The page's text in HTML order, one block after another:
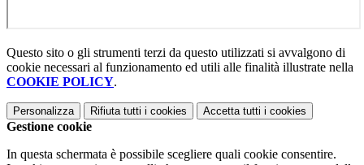
Questo sito o gli strumenti terzi da questo utilizzati si avvalgono di
cookie necessari al funzionamento ed utili alle finalità illustrate nella
COOKIE POLICY.
Personalizza Rifiuta tutti i cookies Accetta tutti i cookies
Gestione cookie
In questa schermata è possibile scegliere quali cookie consentire.